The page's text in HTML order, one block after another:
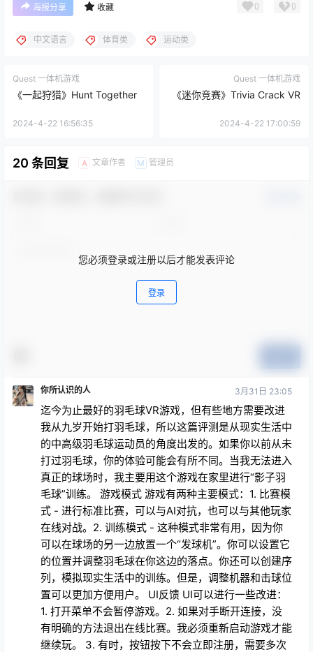
海报分享 收藏 0 0
中文语言 体育类 运动类
Quest 一体机游戏
《一起狩猎》Hunt Together
2024-4-22 16:56:35
Quest 一体机游戏
《迷你竞赛》Trivia Crack VR
2024-4-22 17:00:59
20 条回复 A 文章作者 M 管理员
您必须登录或注册以后才能发表评论
登录
你所认识的人 3月31日 23:05
迄今为止最好的羽毛球VR游戏，但有些地方需要改进
我从九岁开始打羽毛球，所以这篇评测是从现实生活中
的中高级羽毛球运动员的角度出发的。如果你以前从未
打过羽毛球，你的体验可能会有所不同。当我无法进入
真正的球场时，我主要用这个游戏在家里进行“影子羽
毛球”训练。 游戏模式 游戏有两种主要模式：1. 比赛模
式 - 进行标准比赛，可以与AI对抗，也可以与其他玩家
在线对战。2. 训练模式 - 这种模式非常有用，因为你
可以在球场的另一边放置一个“发球机”。你可以设置它
的位置并调整羽毛球在你这边的落点。你还可以创建序
列，模拟现实生活中的训练。但是，调整机器和击球位
置可以更加方便用户。 UI反馈 UI可以进行一些改进：
1. 打开菜单不会暂停游戏。2. 如果对手断开连接，没
有明确的方法退出在线比赛。我必须重新启动游戏才能
继续玩。 3. 有时，按钮按下不会立即注册，需要多次